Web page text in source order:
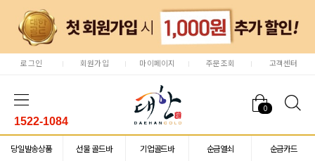
로그인 회원가입 마이페이지 주문조회 고객센터
0
1522-1084
당일발송상품 선물 골드바 기업골드바 순금열쇠 순금카드